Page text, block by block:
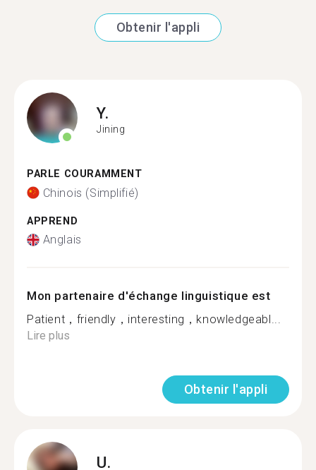
Obtenir l'appli
Y.
Jining
PARLE COURAMMENT
Chinois (Simplifié)
APPREND
Anglais
Mon partenaire d'échange linguistique est
Patient，friendly，interesting，knowledgeabl...
Lire plus
Obtenir l'appli
U.